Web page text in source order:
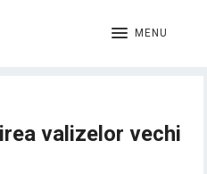
MENU
valizelor vechi